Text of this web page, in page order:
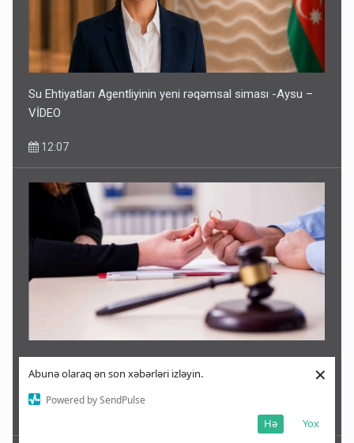
Abunə olaraq ən son xəbərləri izləyin.
Powered by SendPulse
Yox
Hə
×
Su Ehtiyatları Agentliyinin yeni rəqəmsal siması -Aysu –
VİDEO
12:07
Azərbaycanda ən çox boşanan bu şəxslər imiş –
İnanılmaz fakt